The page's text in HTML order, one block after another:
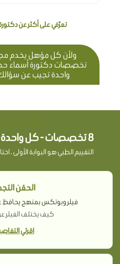
تعرّفي على أكثر عن
ولأن كل مؤهل يخدم
تخصصات دكتورة أسماء
واحدة تجيب عن سؤالك
8 تخصصات - كل واحدة تبدأ بسؤال لا بإجراء
التقييم الطبي هو البوابة الأولى ،
الحقن
فيلر وبوتكس بمنهج يحافظ
كيف يختلف الفيلر
اقرئي